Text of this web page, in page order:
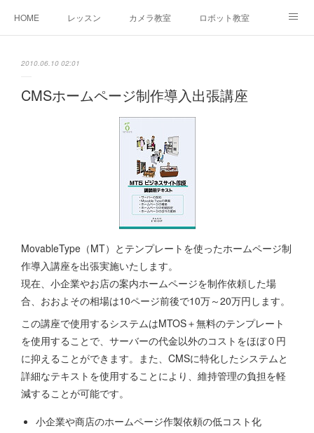
HOME レッスン カメラ教室 ロボット教室
2010.06.10 02:01
CMSホームページ制作導入出張講座
MovableType（MT）とテンプレートを使ったホームページ制
作導入講座を出張実施いたします。
現在、小企業やお店の案内ホームページを制作依頼した場
合、おおよその相場は10ページ前後で10万～20万円します。
この講座で使用するシステムはMTOS＋無料のテンプレート
を使用することで、サーバーの代金以外のコストをほぼ０円
に抑えることができます。また、CMSに特化したシステムと
詳細なテキストを使用することにより、維持管理の負担を軽
減することが可能です。
小企業や商店のホームページ作製依頼の低コスト化